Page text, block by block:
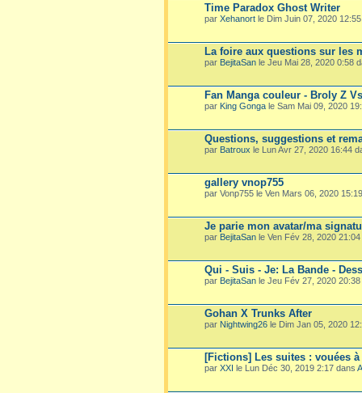
Time Paradox Ghost Writer
par Xehanort le Dim Juin 07, 2020
La foire aux questions sur les
par BejitaSan le Jeu Mai 28, 2020 0:58
Fan Manga couleur - Broly Z
par King Gonga le Sam Mai 09, 2020
Questions, suggestions et
par Batroux le Lun Avr 27, 2020 16:44
gallery vnop755
par Vonp755 le Ven Mars 06, 2020
Je parie mon avatar/ma
par BejitaSan le Ven Fév 28, 2020
Qui - Suis - Je: La Bande -
par BejitaSan le Jeu Fév 27, 2020
Gohan X Trunks After
par Nightwing26 le Dim Jan 05, 2020
[Fictions] Les suites : vouées
par XXI le Lun Déc 30, 2019 2:17 dans